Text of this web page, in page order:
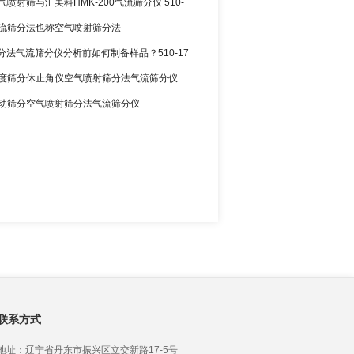
喷射筛与汇美科HMK-200气流筛分仪 510-
筛分法也称空气喷射筛分法
法气流筛分仪分析前如何制备样品？510-17
筛分休止角仪空气喷射筛分法气流筛分仪
筛分空气喷射筛分法气流筛分仪
系方式
址：辽宁省丹东市振兴区立交新路17-5号